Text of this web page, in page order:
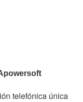
telefónica única